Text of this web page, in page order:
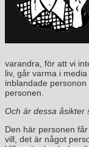
varandra, för att vi
liv, går varma i
inblandade
personen.
Och är dessa åsikter
Den här personen
vill, det är något